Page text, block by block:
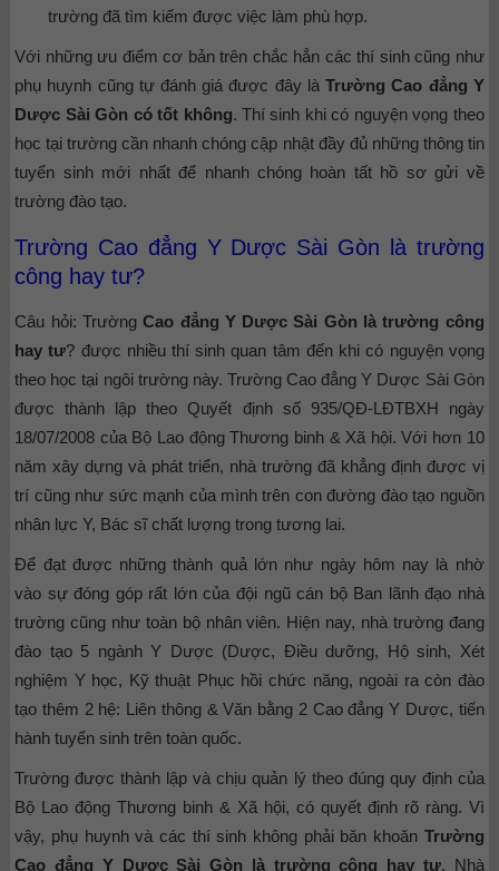
trường đã tìm kiếm được việc làm phù hợp.
Với những ưu điểm cơ bản trên chắc hẳn các thí sinh cũng như
phụ huynh cũng tự đánh giá được đây làTrường Cao đẳng Y
Dược Sài Gòn có tốt không. Thí sinh khi có nguyện vọng theo
học tại trường cần nhanh chóng cập nhật đầy đủ những thông tin
tuyển sinh mới nhất để nhanh chóng hoàn tất hồ sơ gửi về
trường đào tạo.
Trường Cao đẳng Y Dược Sài Gòn là trường
công hay tư?
Câu hỏi: TrườngCao đẳng Y Dược Sài Gòn là trường công
hay tư? được nhiều thí sinh quan tâm đến khi có nguyện vọng
theo học tại ngôi trường này. Trường Cao đẳng Y Dược Sài Gòn
được thành lập theo Quyết định số 935/QĐ-LĐTBXH ngày
18/07/2008 của Bộ Lao động Thương binh & Xã hội. Với hơn 10
năm xây dựng và phát triển, nhà trường đã khẳng định được vị
trí cũng như sức mạnh của mình trên con đường đào tạo nguồn
nhân lực Y, Bác sĩ chất lượng trong tương lai.
Để đạt được những thành quả lớn như ngày hôm nay là nhờ
vào sự đóng góp rất lớn của đội ngũ cán bộ Ban lãnh đạo nhà
trường cũng như toàn bộ nhân viên. Hiện nay, nhà trường đang
đào tạo 5 ngành Y Dược (Dược, Điều dưỡng, Hộ sinh, Xét
nghiệm Y học, Kỹ thuật Phục hồi chức năng, ngoài ra còn đào
tạo thêm 2 hệ: Liên thông & Văn bằng 2 Cao đẳng Y Dược, tiến
hành tuyển sinh trên toàn quốc.
Trường được thành lập và chịu quản lý theo đúng quy định của
Bộ Lao động Thương binh & Xã hội, có quyết định rõ ràng. Vì
vậy, phụ huynh và các thí sinh không phải băn khoăn Trường
Cao đẳng Y Dược Sài Gòn là trường công hay tư. Nhà